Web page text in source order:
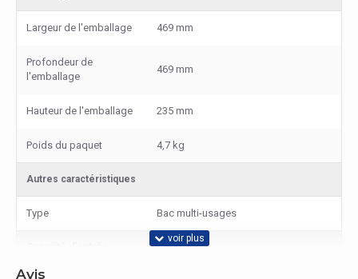
Largeur de l'emballage 469 mm
Profondeur de
l'emballage
469 mm
Hauteur de l'emballage 235 mm
Poids du paquet 4,7 kg
Autres caractéristiques
Type Bac multi-usages
Avis